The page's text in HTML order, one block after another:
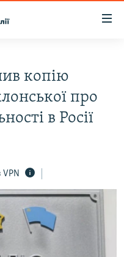
копію
про
в Росії
VPN